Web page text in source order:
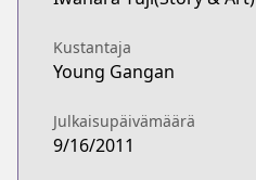
Kustantaja
Young Gangan
Julkaisupäivämäärä
9/16/2011